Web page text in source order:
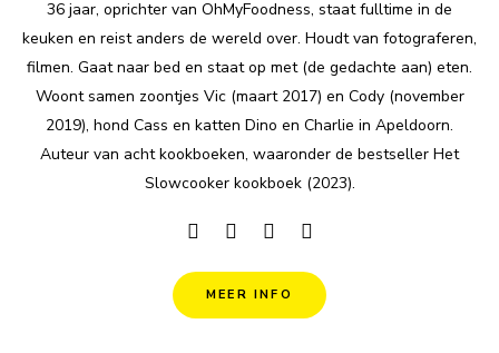
36 jaar, oprichter van OhMyFoodness, staat fulltime in de
keuken en reist anders de wereld over. Houdt van fotograferen,
filmen. Gaat naar bed en staat op met (de gedachte aan) eten.
Woont samen zoontjes Vic (maart 2017) en Cody (november
2019), hond Cass en katten Dino en Charlie in Apeldoorn.
Auteur van acht kookboeken, waaronder de bestseller Het
Slowcooker kookboek (2023).
MEER INFO